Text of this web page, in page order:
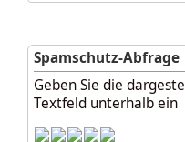
Spamschutz-Abfrage
Geben Sie die
Textfeld unterhalb ein